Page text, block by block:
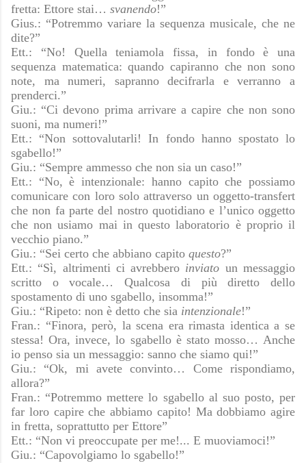
fretta: Ettore stai… svanendo!”
Gius.: “Potremmo variare la sequenza musicale, che ne
dite?”
Ett.: “No! Quella teniamola fissa, in fondo è una
sequenza matematica: quando capiranno che non sono
note, ma numeri, sapranno decifrarla e verranno a
prenderci.”
Giu.: “Ci devono prima arrivare a capire che non sono
suoni, ma numeri!”
Ett.: “Non sottovalutarli! In fondo hanno spostato lo
sgabello!”
Giu.: “Sempre ammesso che non sia un caso!”
Ett.: “No, è intenzionale: hanno capito che possiamo
comunicare con loro solo attraverso un oggetto-transfert
che non fa parte del nostro quotidiano e l’unico oggetto
che non usiamo mai in questo laboratorio è proprio il
vecchio piano.”
Giu.: “Sei certo che abbiano capito questo?”
Ett.: “Sì, altrimenti ci avrebbero inviato un messaggio
scritto o vocale… Qualcosa di più diretto dello
spostamento di uno sgabello, insomma!”
Giu.: “Ripeto: non è detto che sia intenzionale!”
Fran.: “Finora, però, la scena era rimasta identica a se
stessa! Ora, invece, lo sgabello è stato mosso… Anche
io penso sia un messaggio: sanno che siamo qui!”
Giu.: “Ok, mi avete convinto… Come rispondiamo,
allora?”
Fran.: “Potremmo mettere lo sgabello al suo posto, per
far loro capire che abbiamo capito! Ma dobbiamo agire
in fretta, soprattutto per Ettore”
Ett.: “Non vi preoccupate per me!... E muoviamoci!”
Giu.: “Capovolgiamo lo sgabello!”